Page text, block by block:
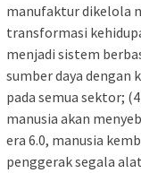
manufaktur dikelola
transformasi
menjadi sistem
sumber daya dengan
pada semua sektor;
manusia akan
era 6.0, manusia
penggerak segala